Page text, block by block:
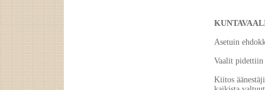
Asetuin
Vaalit pidettiin
Kiitos